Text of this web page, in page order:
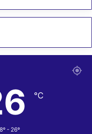
℃
- 26º